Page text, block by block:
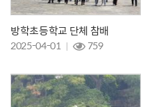
방학초등학교 단체 참배
2025-04-01
759